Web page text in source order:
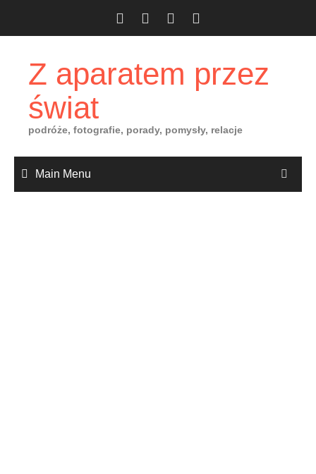
Z aparatem przez
świat
podróże, fotografie, porady, pomysły, relacje
Main Menu